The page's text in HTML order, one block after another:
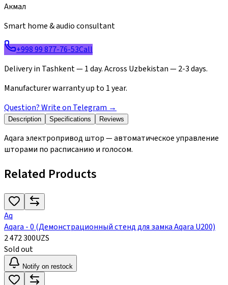
Акмал
Smart home & audio consultant
+998 99 877-76-53Call
Delivery in Tashkent — 1 day. Across Uzbekistan — 2-3 days.
Manufacturer warranty up to 1 year.
Question? Write on Telegram →
Description Specifications Reviews
Aqara электропривод штор — автоматическое управление
шторами по расписанию и голосом.
Related Products
Aq
Aqara - 0 (Демонстрационный стенд для замка Aqara U200)
2 472 300UZS
Sold out
Notify on restock